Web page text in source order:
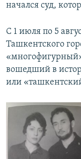
начался суд,
С 1 июля по 5
Ташкентского
вошедший в
или